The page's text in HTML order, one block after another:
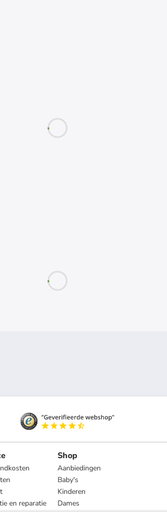
en reparatie
Shop
Aanbiedingen
Baby's
Kinderen
Dames
Heren